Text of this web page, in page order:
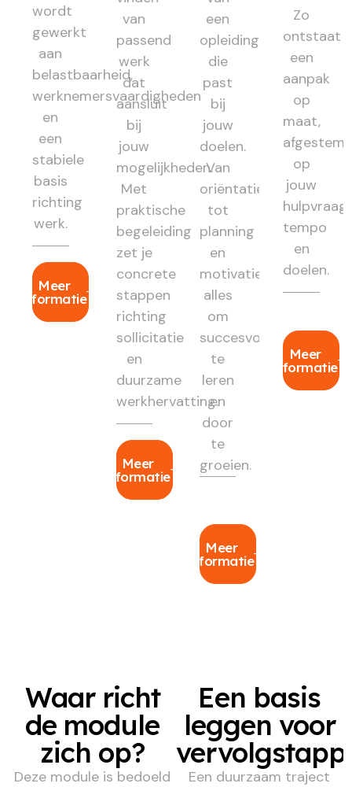
wordt
gewerkt
aan
belastbaarheid,
werknemersvaardigheden
en
een
stabiele
basis
richting
werk.
Meer
informatie
van
passend
werk
dat
aansluit
bij
jouw
mogelijkheden.
Met
praktische
begeleiding
zet je
concrete
stappen
richting
sollicitatie
en
duurzame
werkhervatting.
Meer
informatie
een
opleiding
die
past
bij
jouw
doelen.
Van
oriëntatie
tot
planning
en
motivatie:
alles
om
succesvol
te
leren
en
door
te
groeien.
Meer
informatie
Zo
ontstaat
een
aanpak
op
maat,
op
jouw
hulpvraag,
tempo
en
doelen.
Meer
informatie
Waar richt
de module
zich op?
Deze module is bedoeld
Een basis
leggen voor
Een duurzaam traject